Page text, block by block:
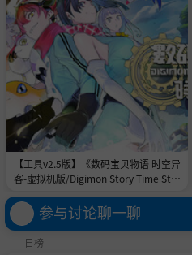
【工具v2.5版】《数码宝贝物语 时空异
客-虚拟机版/Digimon Story Time Stra
官中免安装-简中31.1GB
参与讨论聊一聊
日榜